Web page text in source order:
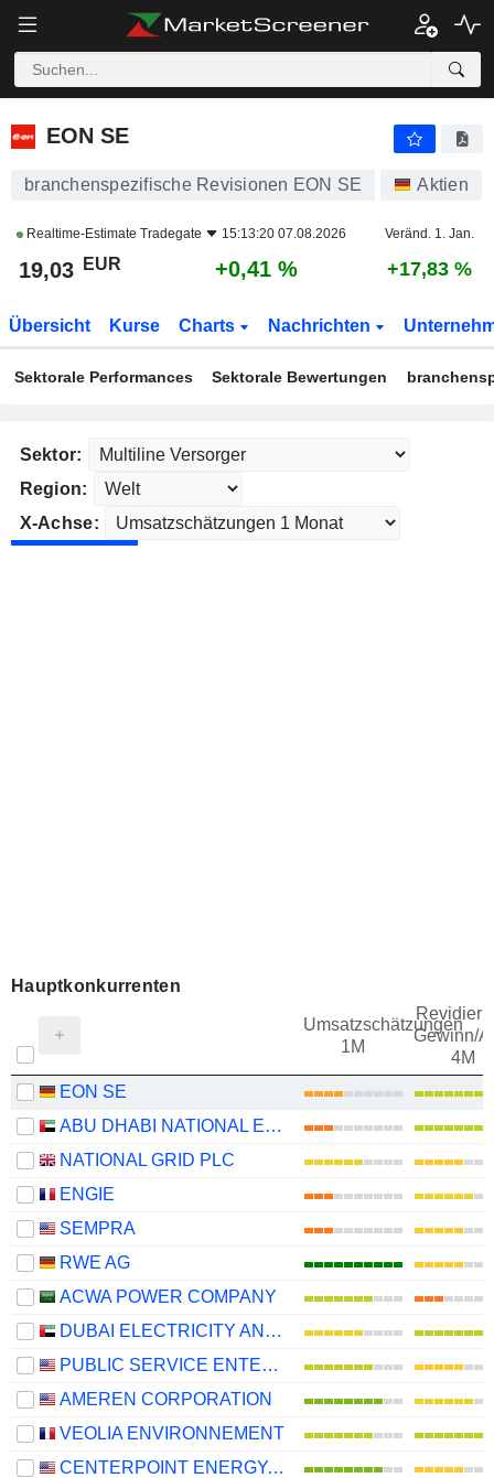
EON SE
EON SE
branchenspezifische Revisionen EON SE Aktien
Realtime-Estimate Tradegate 15:13:20 07.08.2026 Veränd. 1. Jan.
19,03 EUR +0,41 % +17,83 %
Übersicht Kurse Charts Nachrichten
Sektorale Performances Sektorale Bewertungen
Sektor:
Region:
X-Achse:
Hauptkonkurrenten
Umsatzschätzungen
1M
Gewinn/
4M
EON SE
ABU DHABI NATIONAL ENERGY COMPANY
NATIONAL GRID PLC
ENGIE
SEMPRA
RWE AG
ACWA POWER COMPANY
DUBAI ELECTRICITY AND WATER AUTHORITY
PUBLIC SERVICE ENTERPRISE GROUP, INC.
AMEREN CORPORATION
VEOLIA ENVIRONNEMENT
CENTERPOINT ENERGY, INC.